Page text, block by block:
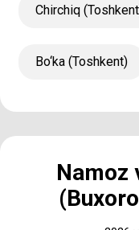
Chirchiq
Bo‘ka (Toshkent)
Namoz